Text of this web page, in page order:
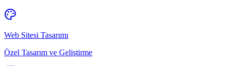
Web Sitesi Tasarımı
Özel Tasarım ve Geliştirme